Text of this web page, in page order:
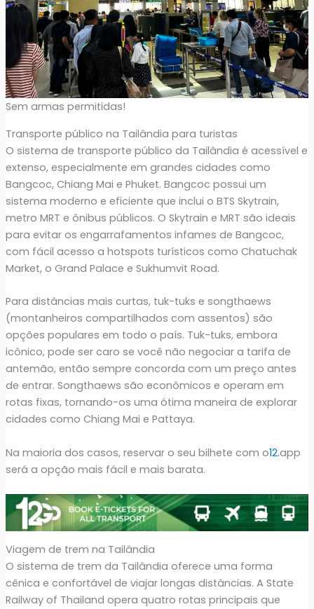
Sem armas permitidas!
Transporte público na Tailândia para turistas
O sistema de transporte público da Tailândia é acessível e
extenso, especialmente em grandes cidades como
Bangcoc, Chiang Mai e Phuket. Bangcoc possui um
sistema moderno e eficiente que inclui o BTS Skytrain,
metro MRT e ônibus públicos. O Skytrain e MRT são ideais
para evitar os engarrafamentos infames de Bangcoc,
com fácil acesso a hotspots turísticos como Chatuchak
Market, o Grand Palace e Sukhumvit Road.
Para distâncias mais curtas, tuk-tuks e songthaews
(montanheiros compartilhados com assentos) são
opções populares em todo o país. Tuk-tuks, embora
icônico, pode ser caro se você não negociar a tarifa de
antemão, então sempre concorda com um preço antes
de entrar. Songthaews são econômicos e operam em
rotas fixas, tornando-os uma ótima maneira de explorar
cidades como Chiang Mai e Pattaya.
Na maioria dos casos, reservar o seu bilhete com o12.app
será a opção mais fácil e mais barata.
Viagem de trem na Tailândia
O sistema de trem da Tailândia oferece uma forma
cênica e confortável de viajar longas distâncias. A State
Railway of Thailand opera quatro rotas principais que